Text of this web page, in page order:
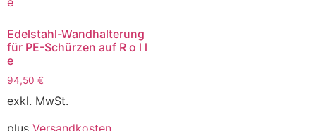
Edelstahl-Wandhalterung
für PE-Schürzen auf R o l l
e
94,50 €
exkl. MwSt.
plus Versandkosten